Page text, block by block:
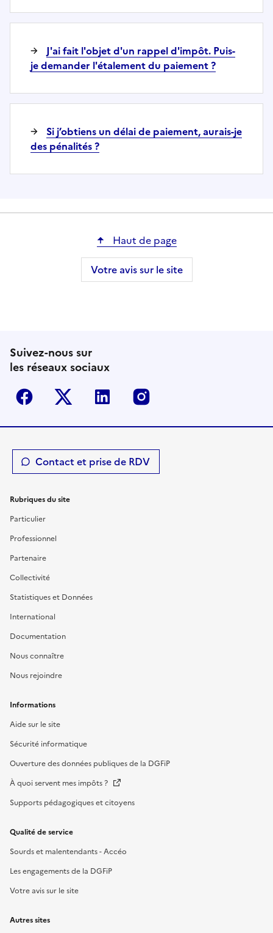
J'ai fait l'objet d'un rappel d'impôt. Puis-
je demander l'étalement du paiement ?
Si j’obtiens un délai de paiement, aurais-je
des pénalités ?
Haut de page
Votre avis sur le site
Suivez-nous sur
les réseaux sociaux
Facebook Twitter-X Linkedin
Contact et prise de RDV
Rubriques du site
Particulier
Professionnel
Partenaire
Collectivité
Statistiques et Données
International
Documentation
Nous connaître
Nous rejoindre
Informations
Aide sur le site
Sécurité informatique
Ouverture des données publiques de la DGFiP
À quoi servent mes impôts ?
Supports pédagogiques et citoyens
Qualité de service
Sourds et malentendants - Accéo
Les engagements de la DGFiP
Votre avis sur le site
Autres sites